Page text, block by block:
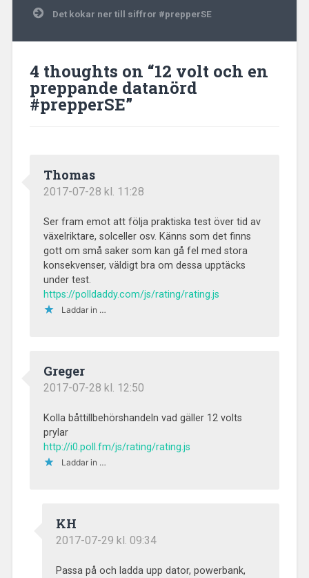
Det kokar ner till siffror #prepperSE
4 thoughts on “12 volt och en
preppande datanörd
#prepperSE”
Thomas
2017-07-28 kl. 11:28
Ser fram emot att följa praktiska test över tid av
växelriktare, solceller osv. Känns som det finns
gott om små saker som kan gå fel med stora
konsekvenser, väldigt bra om dessa upptäcks
under test.
https://polldaddy.com/js/rating/rating.js
Laddar in …
Greger
2017-07-28 kl. 12:50
Kolla båttillbehörshandeln vad gäller 12 volts
prylar
http://i0.poll.fm/js/rating/rating.js
Laddar in …
KH
2017-07-29 kl. 09:34
Passa på och ladda upp dator, powerbank,